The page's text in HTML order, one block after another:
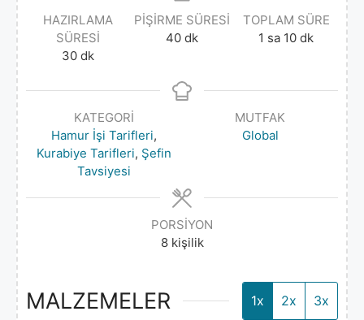
HAZIRLAMA
SÜRESI
30 dk
PIŞIRME SÜRESI
40 dk
TOPLAM SÜRE
1 sa 10 dk
KATEGORI
Hamur İşi Tarifleri,
Kurabiye Tarifleri, Şefin
Tavsiyesi
MUTFAK
Global
PORSIYON
8 kişilik
MALZEMELER 1x 2x 3x